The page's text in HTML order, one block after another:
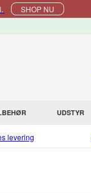
SHOP NU
UDSTYR
levering